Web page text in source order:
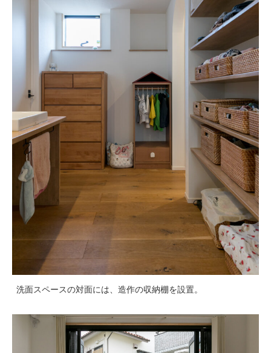
洗面スペースの対面には、造作の収納棚を設置。